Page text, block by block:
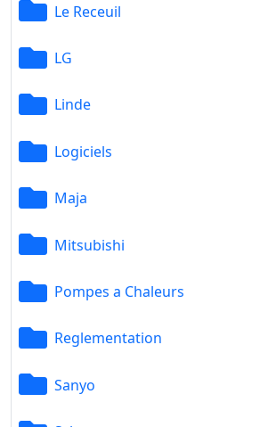
Le Receuil
LG
Linde
Logiciels
Maja
Mitsubishi
Pompes a Chaleurs
Reglementation
Sanyo